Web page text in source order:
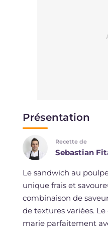
Présentation
Recette de
Sebastian
Le sandwich au
unique frais et
combinaison de
de textures variées.
marie parfaitement